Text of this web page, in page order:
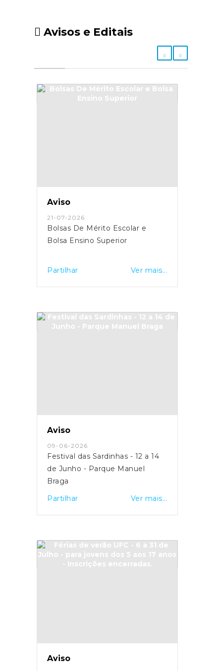
Avisos e Editais
Aviso
21-07-2026
Bolsas De Mérito Escolar e
Bolsa Ensino Superior
Partilhar Ver mais...
Aviso
09-06-2026
Festival das Sardinhas - 12 a 14
de Junho - Parque Manuel
Braga
Partilhar
Ver mais...
Aviso